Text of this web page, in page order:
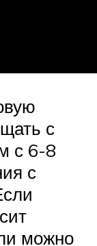
с
с 6-8
с
можно